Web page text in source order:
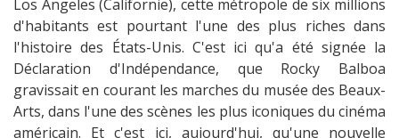
Los Angeles (Californie), cette métropole de six millions
d'habitants est pourtant l'une des plus riches dans
l'histoire des États-Unis. C'est ici qu'a été signée la
Déclaration d'Indépendance, que Rocky Balboa
gravissait en courant les marches du musée des Beaux-
Arts, dans l'une des scènes les plus iconiques du cinéma
américain. Et c'est ici, aujourd'hui, qu'une nouvelle